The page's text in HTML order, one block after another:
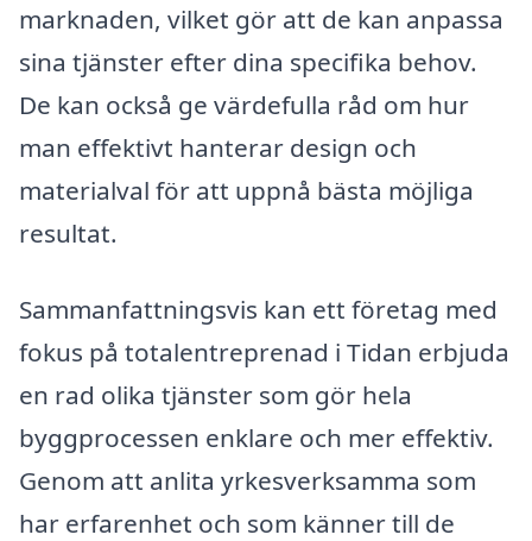
marknaden, vilket gör att de kan anpassa
sina tjänster efter dina specifika behov.
De kan också ge värdefulla råd om hur
man effektivt hanterar design och
materialval för att uppnå bästa möjliga
resultat.
Sammanfattningsvis kan ett företag med
fokus på totalentreprenad i Tidan erbjuda
en rad olika tjänster som gör hela
byggprocessen enklare och mer effektiv.
Genom att anlita yrkesverksamma som
har erfarenhet och som känner till de